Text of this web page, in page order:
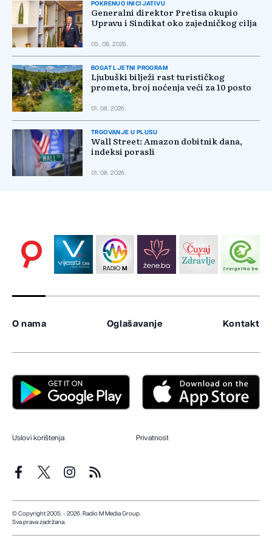
POKRENUO INICIJATIVU
Generalni direktor Pretisa okupio
Upravu i Sindikat oko zajedničkog cilja
05. 08. 2026.
BOGAT LJETNI PROGRAM
Ljubuški bilježi rast turističkog
prometa, broj noćenja veći za 10 posto
01. 08. 2026.
TRGOVANJE U PLUSU
Wall Street: Amazon dobitnik dana,
indeksi porasli
01. 08. 2026.
O nama Oglašavanje Kontakt
Uslovi korištenja Privatnost
© Copyright 2005. - 2026. Radio M Media Group.
Sva prava zadržana.